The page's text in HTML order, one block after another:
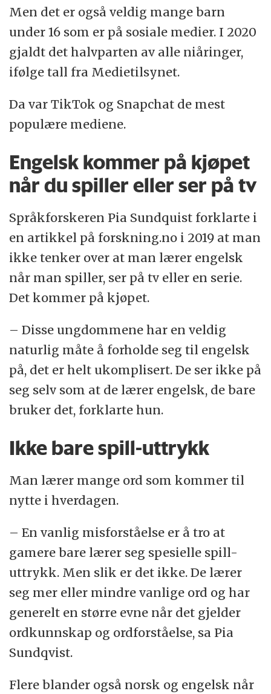
Men det er også veldig mange barn
under 16 som er på sosiale medier. I 2020
gjaldt det halvparten av alle niåringer,
ifølge tall fra Medietilsynet.
Da var TikTok og Snapchat de mest
populære mediene.
Engelsk kommer på kjøpet
når du spiller eller ser på tv
Språkforskeren Pia Sundquist forklarte i
en artikkel på forskning.no i 2019 at man
ikke tenker over at man lærer engelsk
når man spiller, ser på tv eller en serie.
Det kommer på kjøpet.
– Disse ungdommene har en veldig
naturlig måte å forholde seg til engelsk
på, det er helt ukomplisert. De ser ikke på
seg selv som at de lærer engelsk, de bare
bruker det, forklarte hun.
Ikke bare spill-uttrykk
Man lærer mange ord som kommer til
nytte i hverdagen.
– En vanlig misforståelse er å tro at
gamere bare lærer seg spesielle spill-
uttrykk. Men slik er det ikke. De lærer
seg mer eller mindre vanlige ord og har
generelt en større evne når det gjelder
ordkunnskap og ordforståelse, sa Pia
Sundqvist.
Flere blander også norsk og engelsk når